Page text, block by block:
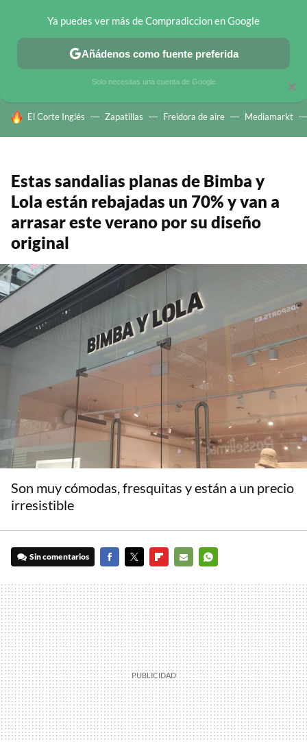
CHOLLOS TELEGRAM OFERTAS EN MÓVILES OFERTAS EN
HOY SE HABLA DE
El Corte Inglés Zapatillas Freidora de aire Mediamarkt
Estas sandalias planas de Bimba y
Lola están rebajadas un 70% y van a
arrasar este verano por su diseño
original
Son muy cómodas, fresquitas y están a un precio
irresistible
Sin comentarios
MAIL
×
Ya puedes ver más de Compradiccion en Google
Añádenos como fuente preferida
Solo necesitas una cuenta de Google